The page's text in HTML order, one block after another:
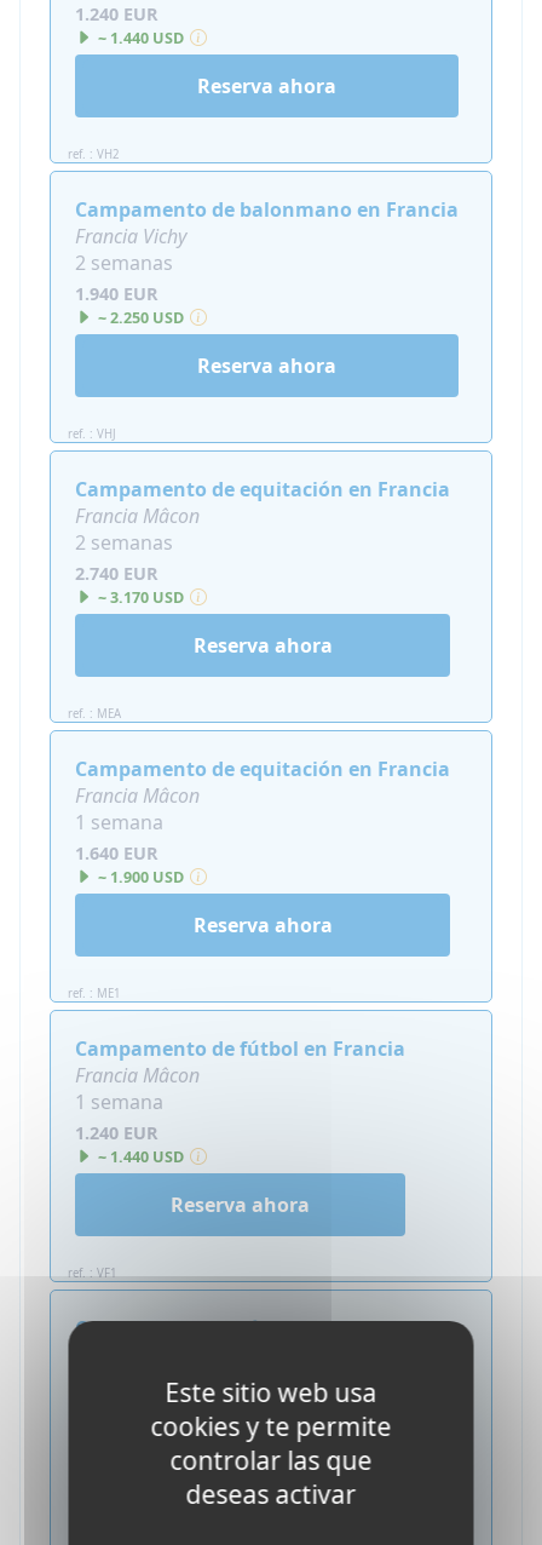
1.240 EUR
~ 1.440 USD
ref. : VH2
Reserva ahora
Campamento de balonmano en Francia
Francia Vichy
2 semanas
1.940 EUR
~ 2.250 USD
ref. : VHJ
Reserva ahora
Campamento de equitación en Francia
Francia Mâcon
2 semanas
2.740 EUR
~ 3.170 USD
ref. : MEA
Reserva ahora
Campamento de equitación en Francia
Francia Mâcon
1 semana
1.640 EUR
~ 1.900 USD
ref. : ME1
Reserva ahora
Campamento de fútbol en Francia
Francia Mâcon
1 semana
1.240 EUR
~ 1.440 USD
ref. : VF1
Reserva ahora
Campamento de fútbol en Francia
2 semanas
~ 2.190 USD
Reserva ahora
Este sitio web usa
cookies y te permite
controlar las que
deseas activar